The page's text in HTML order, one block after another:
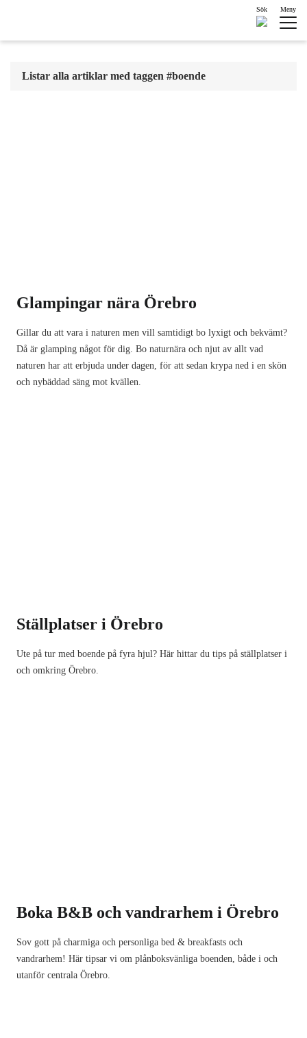
Sök Meny
Listar alla artiklar med taggen #boende
Glampingar nära Örebro
Gillar du att vara i naturen men vill samtidigt bo lyxigt och bekvämt?
Då är glamping något för dig. Bo naturnära och njut av allt vad
naturen har att erbjuda under dagen, för att sedan krypa ned i en skön
och nybäddad säng mot kvällen.
Ställplatser i Örebro
Ute på tur med boende på fyra hjul? Här hittar du tips på ställplatser i
och omkring Örebro.
Boka B&B och vandrarhem i Örebro
Sov gott på charmiga och personliga bed & breakfasts och
vandrarhem! Här tipsar vi om plånboksvänliga boenden, både i och
utanför centrala Örebro.